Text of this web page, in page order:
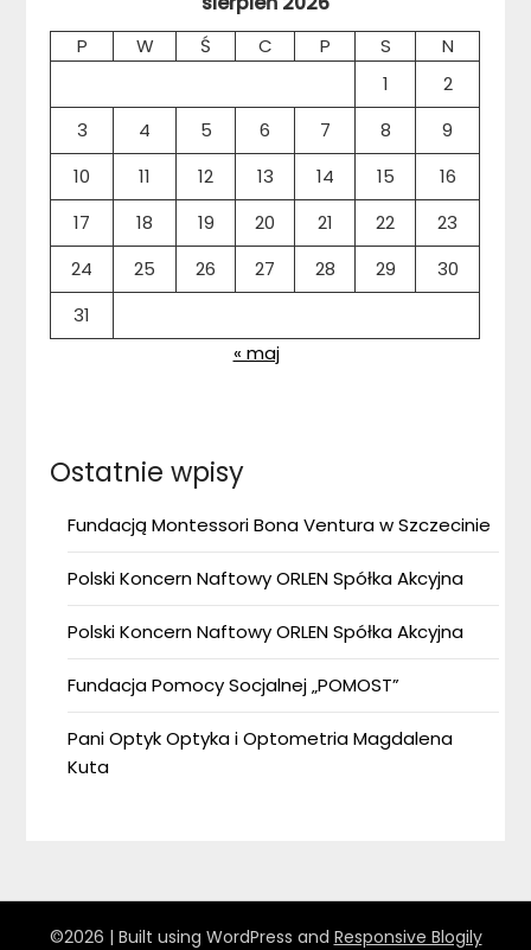
P W Ś C P S
N
1
2
3
4 5 6 7 8
9
10
11 12 13 14 15
16
17
18 19 20 21 22
23
24
25 26 27 28 29
30
31
« maj
Ostatnie wpisy
Fundacją Montessori Bona Ventura w Szczecinie
Polski Koncern Naftowy ORLEN Spółka Akcyjna
Polski Koncern Naftowy ORLEN Spółka Akcyjna
Fundacja Pomocy Socjalnej „POMOST”
Pani Optyk Optyka i Optometria Magdalena
Kuta
©2026 | Built using WordPress and Responsive Blogily